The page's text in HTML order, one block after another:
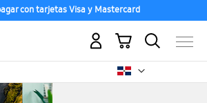
con tarjetas Visa y Mastercard
Mi carrito